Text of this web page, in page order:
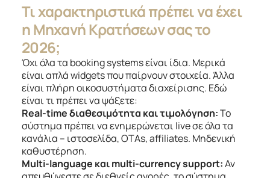
Τι χαρακτηριστικά πρέπει να έχει
η Μηχανή Κρατήσεων σας το
2026;
Όχι όλα τα booking systems είναι ίδια. Μερικά
είναι απλά widgets που παίρνουν στοιχεία. Άλλα
είναι πλήρη οικοσυστήματα διαχείρισης. Εδώ
είναι τι πρέπει να ψάξετε:
Real-time διαθεσιμότητα και τιμολόγηση:Το
σύστημα πρέπει να ενημερώνεται live σε όλα τα
κανάλια – ιστοσελίδα, OTAs, affiliates. Μηδενική
καθυστέρηση.
Multi-language και multi-currency support:Αν